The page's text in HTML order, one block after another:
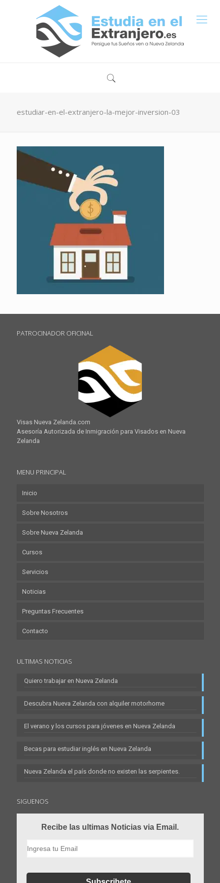
estudiar-en-el-extranjero-la-mejor-inversion-03
PATROCINADOR OFICINAL
Visas Nueva Zelanda.com
Asesoría Autorizada de Inmigración para Visados en Nueva
Zelanda
MENU PRINCIPAL
Inicio
Sobre Nosotros
Sobre Nueva Zelanda
Cursos
Servicios
Noticias
Preguntas Frecuentes
Contacto
ULTIMAS NOTICIAS
Quiero trabajar en Nueva Zelanda
Descubra Nueva Zelanda con alquiler motorhome
El verano y los cursos para jóvenes en Nueva Zelanda
Becas para estudiar inglés en Nueva Zelanda
Nueva Zelanda el país donde no existen las serpientes.
SIGUENOS
Recibe las ultimas Noticias via Email.